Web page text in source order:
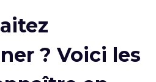
? Voici les